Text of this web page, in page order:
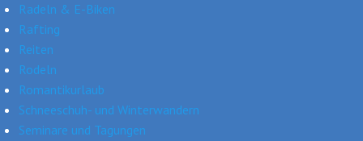
Radeln & E-Biken
Rafting
Reiten
Rodeln
Romantikurlaub
Schneeschuh- und Winterwandern
Seminare und Tagungen